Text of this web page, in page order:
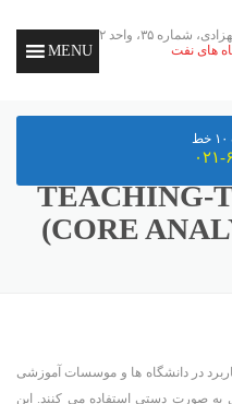
۳۵، واحد ۲
MENU
آنالیز مغزه
(TEACHING-
CORE
در دانشگاه ها و موسسات آموزشی
به صورت دستی استفاده می کنند. این